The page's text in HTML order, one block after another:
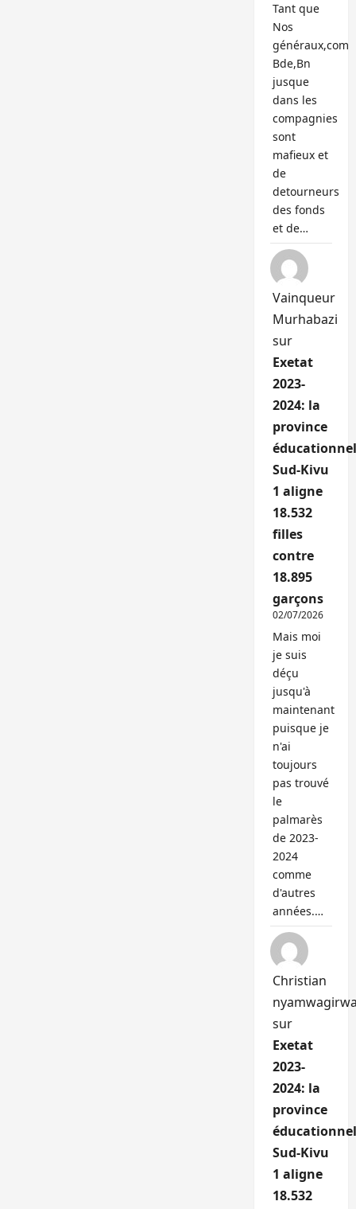
Tant que
Nos
généraux,com
Bde,Bn
jusque
dans les
compagnies
sont
mafieux et
de
detourneurs
des fonds
et de…
Vainqueur
Murhabazi
sur
Exetat
2023-
2024: la
province
Sud-Kivu
1 aligne
18.532
filles
contre
18.895
garçons
02/07/2026
Mais moi
je suis
déçu
jusqu'à
maintenant
puisque je
n'ai
toujours
pas trouvé
le
palmarès
de 2023-
2024
comme
d'autres
années.…
Christian
sur
Exetat
2023-
2024: la
province
Sud-Kivu
1 aligne
18.532